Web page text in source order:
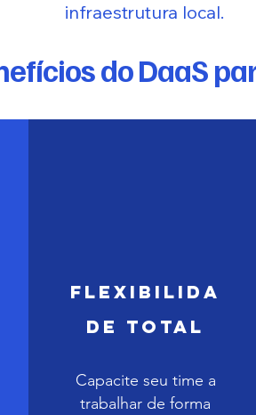
Flexibilida
de Total
Capacite seu time a
trabalhar de forma
infraestrutura local.
do DaaS